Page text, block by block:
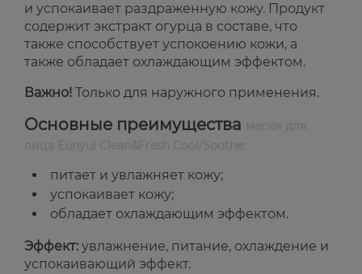
и успокаивает раздраженную кожу. Продукт
содержит экстракт огурца в составе, что
также способствует успокоению кожи, а
также обладает охлаждающим эффектом.
Важно! Только для наружного применения.
Основные преимущества
питает и увлажняет кожу;
успокаивает кожу;
обладает охлаждающим эффектом.
Эффект: увлажнение, питание, охлаждение и
успокаивающий эффект.